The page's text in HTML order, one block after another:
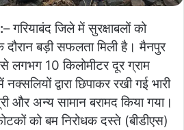
:– गरियाबंद जिले में सुरक्षाबलों को
दौरान बड़ी सफलता मिली है। मैनपुर
लगभग 10 किलोमीटर दूर ग्राम
द्वारा छिपाकर रखी गई भारी
और अन्य सामान बरामद किया गया।
को बम निरोधक दस्ते (बीडीएस)